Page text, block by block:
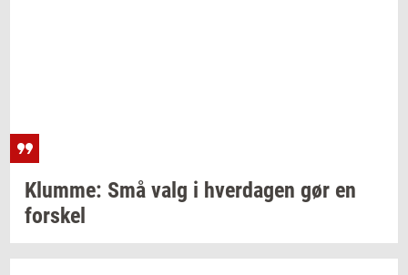
Klum­me: Små valg i hver­da­gen gør en
for­skel